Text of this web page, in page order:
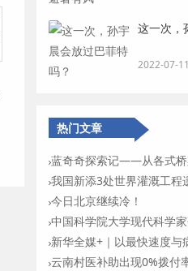
这一次，
2022-07-11
热门文章
蓝奇奇探索记——从各式桥
我国新添3处世界灌溉工程
今日北京继续冷！
中国科学院大学现代科学
新华全媒+｜以最快速度
云南村医补助出现0%拨付